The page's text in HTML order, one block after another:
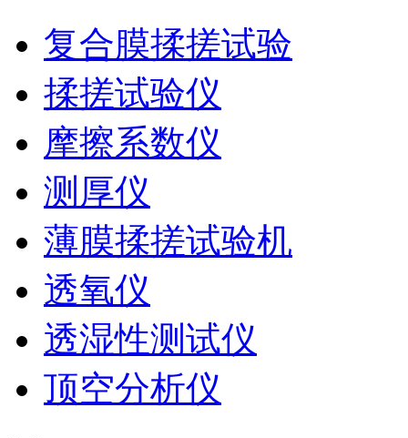
复合膜揉搓试验
揉搓试验仪
摩擦系数仪
测厚仪
薄膜揉搓试验机
透氧仪
透湿性测试仪
顶空分析仪